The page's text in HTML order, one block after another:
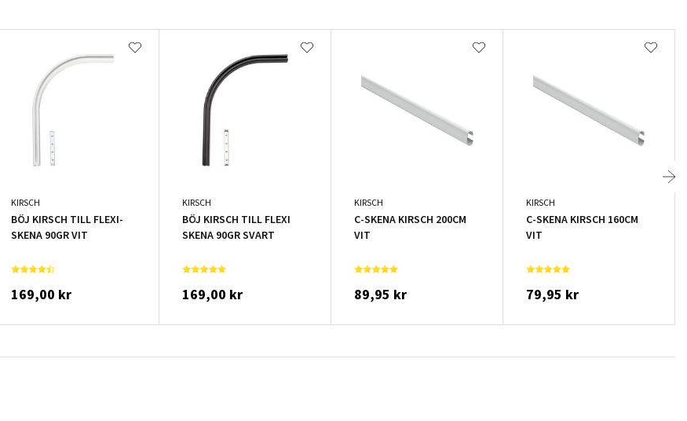
KIRSCH
BÖJ KIRSCH TILL FLEXI-
SKENA 90GR VIT
169,00 kr
KIRSCH
BÖJ KIRSCH TILL FLEXI
SKENA 90GR SVART
169,00 kr
KIRSCH
C-SKENA KIRSCH 200CM
VIT
89,95 kr
KIRSCH
C-SKENA KIRSCH 160CM
VIT
79,95 kr